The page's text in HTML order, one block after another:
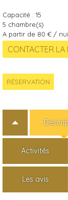
Capacité : 15
5 chambre(s)
A partir de 80 € /
RÉSERVATION
Activités
Les avis